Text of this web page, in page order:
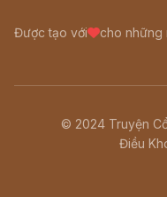
Được tạo với cho những
© 2024 Truyện
Điều